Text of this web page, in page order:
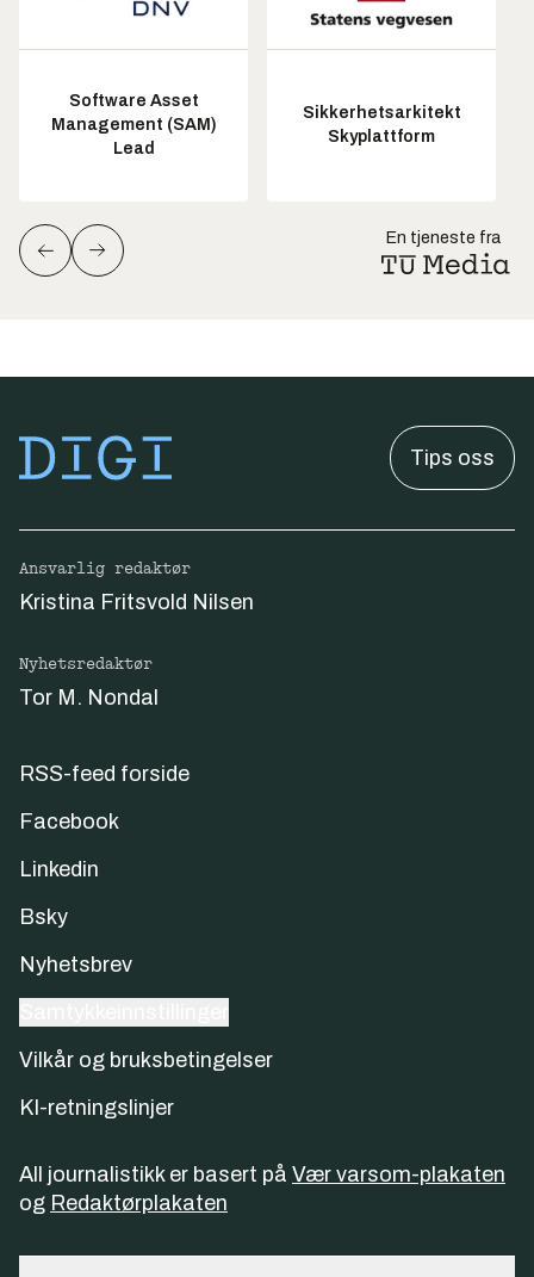
Software Asset
Management (SAM)
Lead
Sikkerhetsarkitekt
Skyplattform
En tjeneste fra
Tips oss
Ansvarlig redaktør
Kristina Fritsvold Nilsen
Nyhetsredaktør
Tor M. Nondal
RSS-feed forside
Facebook
Linkedin
Bsky
Nyhetsbrev
Vilkår og bruksbetingelser
KI-retningslinjer
All journalistikk er basert på Vær varsom-plakaten
og Redaktørplakaten